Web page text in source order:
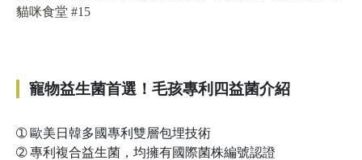
貓咪食堂 #15
寵物益生菌首選！毛孩專利四益菌介紹
➀ 歐美日韓多國專利雙層包埋技術
➁專利複合益生菌，均擁有國際菌株編號認證